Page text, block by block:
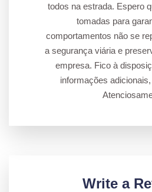
todos na estrada. Espero
tomadas para
comportamentos não se
a segurança viária e
empresa. Fico à
informações
Write a